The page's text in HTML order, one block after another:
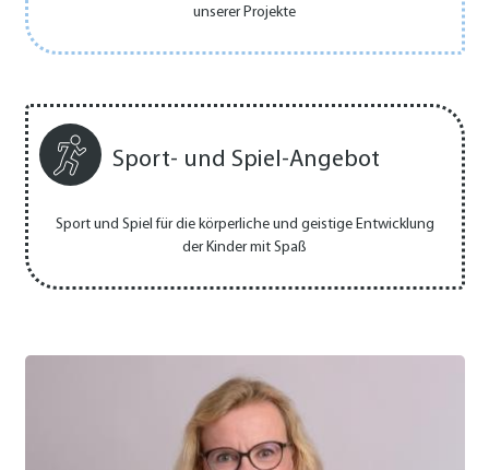
unserer Projekte
Sport- und Spiel-Angebot
Sport und Spiel für die körperliche und geistige Entwicklung
der Kinder mit Spaß